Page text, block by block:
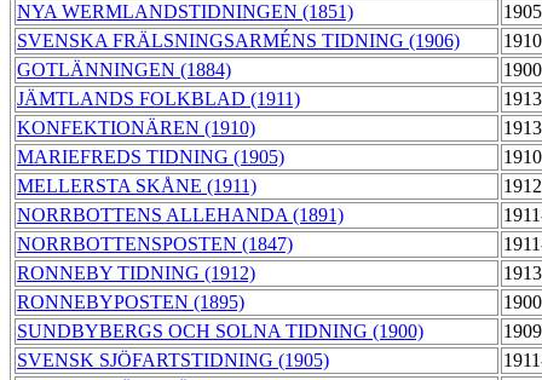
NYA WERMLANDSTIDNINGEN (1851)
SVENSKA FRÄLSNINGSARMÉNS TIDNING (1906)
GOTLÄNNINGEN (1884)
JÄMTLANDS FOLKBLAD (1911)
KONFEKTIONÄREN (1910)
MARIEFREDS TIDNING (1905)
MELLERSTA SKÅNE (1911)
NORRBOTTENS ALLEHANDA (1891)
NORRBOTTENSPOSTEN (1847)
RONNEBY TIDNING (1912)
RONNEBYPOSTEN (1895)
SUNDBYBERGS OCH SOLNA TIDNING (1900)
SVENSK SJÖFARTSTIDNING (1905)